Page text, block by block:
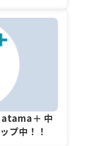
atama＋ 中
プ中！！